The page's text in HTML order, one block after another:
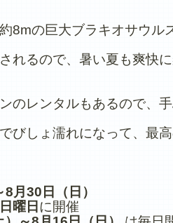
8mの巨大ブラキオサウル
れるので、暑い夏も爽快
のレンタルもあるので、
びしょ濡れになって、最
月30日（日）
曜日 に開催